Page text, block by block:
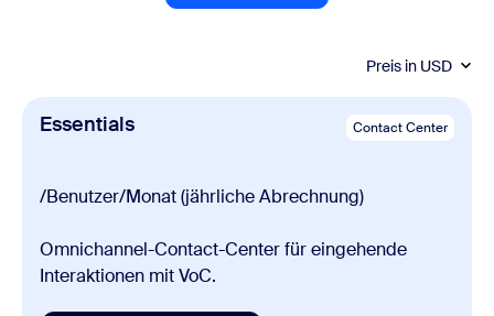
Preis in USD
Essentials Contact Center
/Benutzer/Monat (jährliche Abrechnung)
Omnichannel-Contact-Center für eingehende
Interaktionen mit VoC.